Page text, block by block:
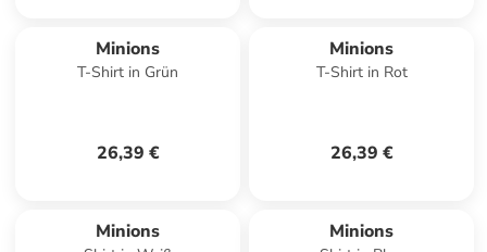
Minions
T-Shirt in Grün
26,39 €
Minions
T-Shirt in Rot
26,39 €
Minions Minions